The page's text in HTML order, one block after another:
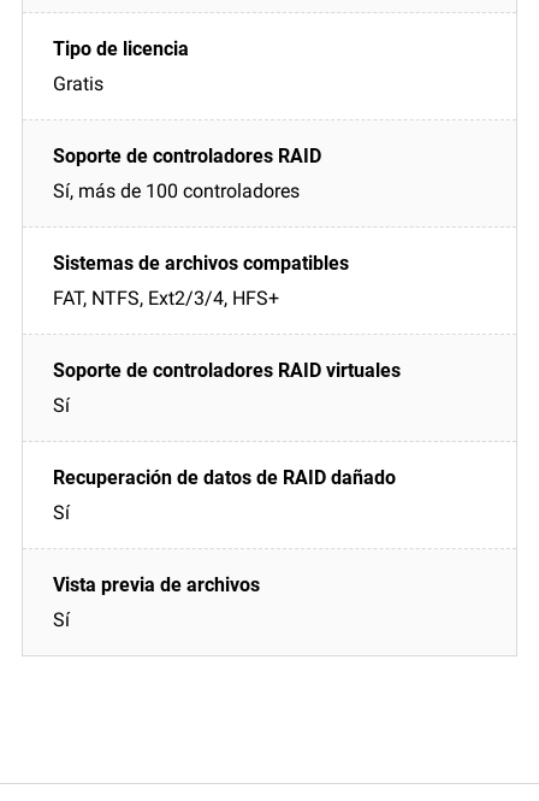
Gratis
Sí, más de 100 controladores
FAT, NTFS, Ext2/3/4, HFS+
Sí
Sí
Sí